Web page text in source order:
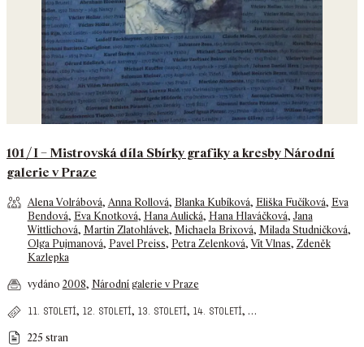
101 / I – Mistrovská díla Sbírky grafiky a kresby Národní
galerie v Praze
Alena Volrábová, Anna Rollová, Blanka Kubíková, Eliška Fučíková, Eva
Bendová, Eva Knotková, Hana Aulická, Hana Hlaváčková,Jana
Wittlichová, Martin Zlatohlávek, Michaela Brixová, Milada Studničková,
Olga Pujmanová, Pavel Preiss, Petra Zelenková, Vít Vlnas, Zdeněk
Kazlepka
vydáno 2008, Národní galerie v Praze
11. století, 12. století, 13. století, 14. století, …
225 stran